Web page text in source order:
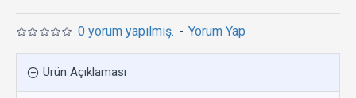
0 yorum yapılmış. - Yorum Yap
Ürün Açıklaması